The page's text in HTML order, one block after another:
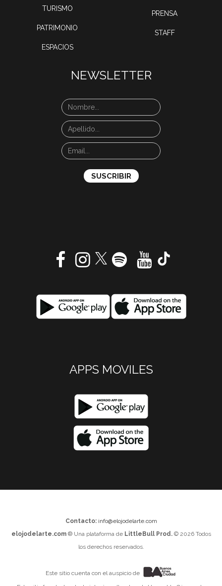
TURISMO
PATRIMONIO
ESPACIOS
PRENSA
STAFF
NEWSLETTER
APPS MOVILES
Contacto: info@elojodelarte.com
elojodelarte.com® Una plataforma de LittleBull Prod.© 2026 Todos
los derechos reservados.
Este sitio cuenta con el auspicio de